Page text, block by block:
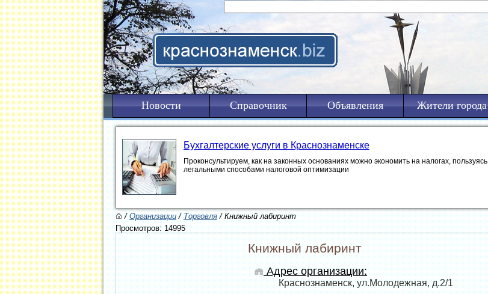
Новости Справочник Объявления Жители города
Бухгалтерские услуги в Краснознаменске
Проконсультируем, как на законных основаниях можно экономить на налогах, пользуясь
легальными способами налоговой оптимизации
/Организации/Торговля / Книжный лабиринт
Просмотров: 14995
Книжный лабиринт
Адрес организации:
Краснознаменск, ул.Молодежная, д.2/1